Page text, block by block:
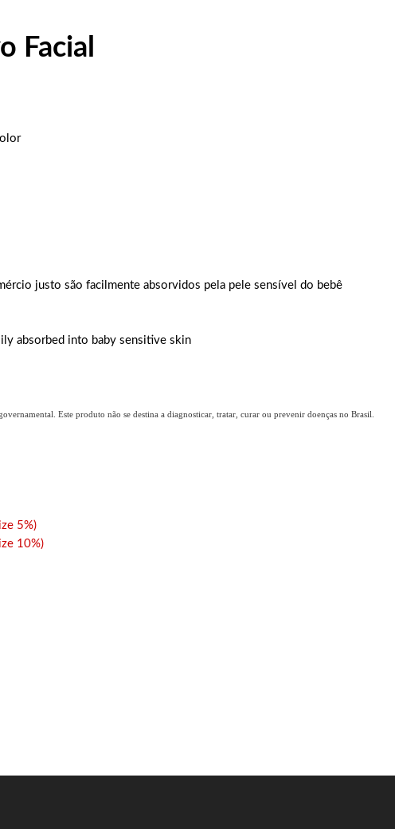
Facial
justo são facilmente absorvidos pela pele sensível do bebê
absorbed into baby sensitive skin
Este produto não se destina a diagnosticar, tratar, curar ou prevenir doenças no Brasil.
5%)
10%)